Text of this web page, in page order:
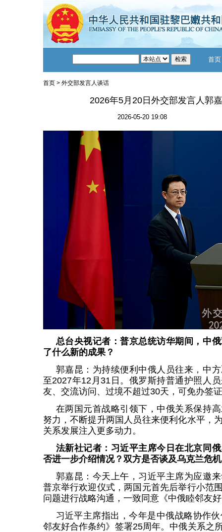
首页
首页> 外交部发言人谈话
2026年5月20日外交部发言人郭
2026-05-20 19:08
总台央视记者：普京总统访华期间，中
了什么新的成果？
郭嘉昆：为持续便利中俄人员往来，中
至2027年12月31日。俄罗斯持普通护照人
友、交流访问、过境不超过30天，可免办签
在两国元首战略引领下，中俄关系保持
努力，不断提升两国人员往来便利化水平，
关系发展注入更多动力。
法新社记者：习近平主席今日在北京同
否进一步介绍情况？双方是否谈及乌克兰危
郭嘉昆：今天上午，习近平主席为应邀
普京举行欢迎仪式，两国元首先后举行小范
问题进行战略沟通，一致同意《中俄睦邻友
习近平主席指出，今年是中俄战略协作
邻友好合作条约》签署25周年。中俄关系之